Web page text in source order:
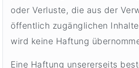
oder Verluste, die aus der
öffentlich zugänglichen
wird keine Haftung
Eine Haftung unsererseits